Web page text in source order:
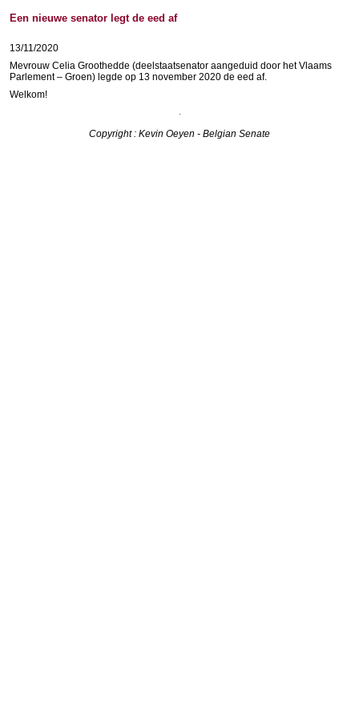
Een nieuwe senator legt de eed af
13/11/2020
Mevrouw Celia Groothedde (deelstaatsenator aangeduid door het Vlaams
Parlement – Groen) legde op 13 november 2020 de eed af.
Welkom!
Copyright : Kevin Oeyen - Belgian Senate